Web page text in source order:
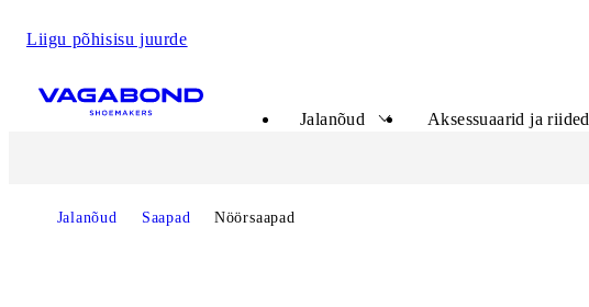
Liigu põhisisu juurde
Jalanõud
Aksessuaarid ja riided
Jalanõud Saapad Nöörsaapad